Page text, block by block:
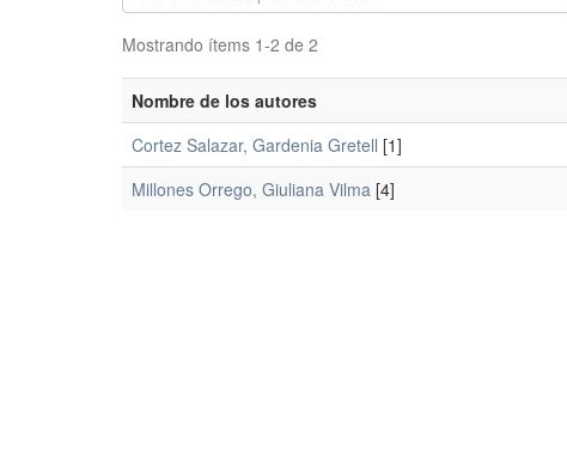
Mostrando ítems 1-2 de 2
Nombre de los autores
Cortez Salazar, Gardenia Gretell [1]
Millones Orrego, Giuliana Vilma [4]